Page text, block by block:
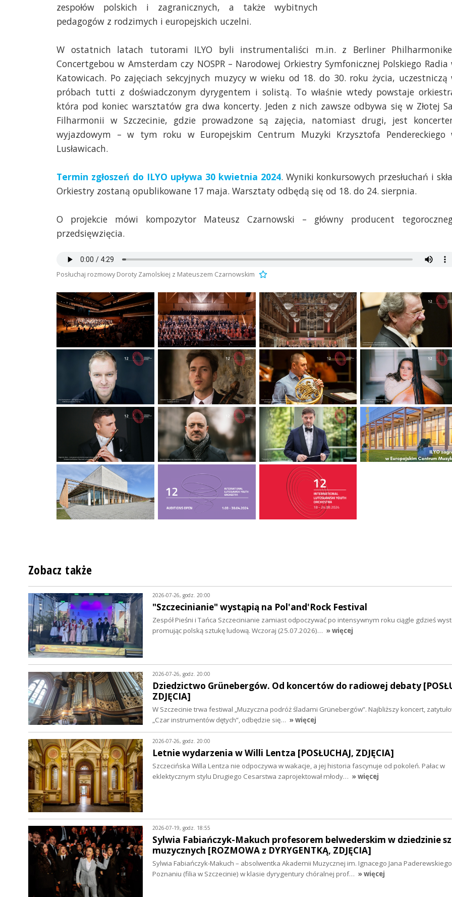
zespołów polskich i zagranicznych, a także wybitnych
pedagogów z rodzimych i europejskich uczelni.
W ostatnich latach tutorami ILYO byli instrumentaliści m.in. z Berliner
Concertgebou w Amsterdam czy NOSPR – Narodowej Orkiestry Symfonicznej Polskiego Radia
Katowicach. Po zajęciach sekcyjnych muzycy w wieku od 18. do 30. roku życia, uczestniczą
próbach tutti z doświadczonym dyrygentem i solistą. To właśnie wtedy powstaje
która pod koniec warsztatów gra dwa koncerty. Jeden z nich zawsze odbywa się w Złotej
Filharmonii w Szczecinie, gdzie prowadzone są zajęcia, natomiast drugi, jest
wyjazdowym – w tym roku w Europejskim Centrum Muzyki Krzysztofa Pendereckiego
Lusławicach.
Termin zgłoszeń do ILYO upływa 30 kwietnia 2024. Wyniki konkursowych przesłuchań i
Orkiestry zostaną opublikowane 17 maja. Warsztaty odbędą się od 18. do 24. sierpnia.
O projekcie mówi kompozytor Mateusz Czarnowski – główny producent
przedsięwzięcia.
Posłuchaj rozmowy Doroty Zamolskiej z Mateuszem Czarnowskim
Zobacz także
2026-07-26, godz. 20:00
"Szczecinianie" wystąpią na Pol'and'Rock Festival
Zespół Pieśni i Tańca Szczecinianie zamiast odpoczywać po intensywnym roku ciągle gdzieś
promując polską sztukę ludową. Wczoraj (25.07.2026)… » więcej
2026-07-26, godz. 20:00
Dziedzictwo Grünebergów. Od koncertów do radiowej debaty
ZDJĘCIA]
W Szczecinie trwa festiwal „Muzyczna podróż śladami Grünebergów”. Najbliższy koncert,
„Czar instrumentów dętych”, odbędzie się… » więcej
2026-07-26, godz. 20:00
Letnie wydarzenia w Willi Lentza [POSŁUCHAJ, ZDJĘCIA]
Szczecińska Willa Lentza nie odpoczywa w wakacje, a jej historia fascynuje od pokoleń. Pałac w
eklektycznym stylu Drugiego Cesarstwa zaprojektował młody… » więcej
2026-07-19, godz. 18:55
Sylwia Fabiańczyk-Makuch profesorem belwederskim w dziedzinie
muzycznych [ROZMOWA z DYRYGENTKĄ, ZDJĘCIA]
Sylwia Fabiańczyk-Makuch – absolwentka Akademii Muzycznej im. Ignacego Jana
Poznaniu (filia w Szczecinie) w klasie dyrygentury chóralnej prof… » więcej